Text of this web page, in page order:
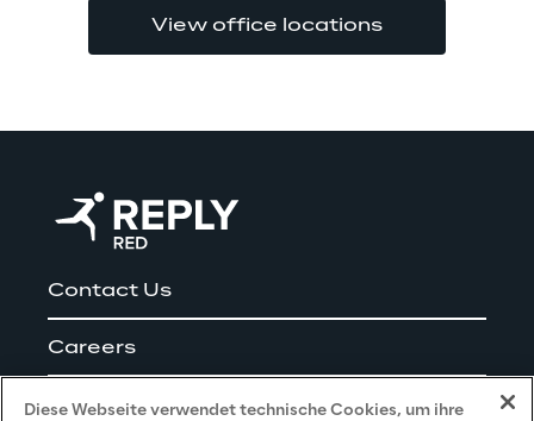
View office locations
Contact Us
Careers
Impressum
Diese Webseite verwendet technische Cookies, um ihre